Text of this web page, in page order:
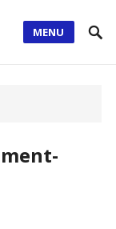
MENU